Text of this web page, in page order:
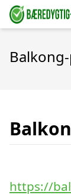
https://